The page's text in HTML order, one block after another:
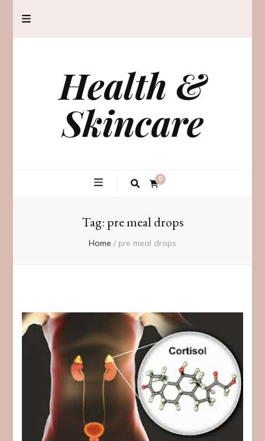
Health &
Skincare
0
Tag: pre meal drops
Home / pre meal drops